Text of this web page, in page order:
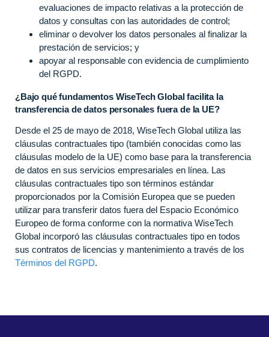
evaluaciones de impacto relativas a la protección de
datos y consultas con las autoridades de control;
eliminar o devolver los datos personales al finalizar la
prestación de servicios; y
apoyar al responsable con evidencia de cumplimiento
del RGPD.
¿Bajo qué fundamentos WiseTech Global facilita la
transferencia de datos personales fuera de la UE?
Desde el 25 de mayo de 2018, WiseTech Global utiliza las
cláusulas contractuales tipo (también conocidas como las
cláusulas modelo de la UE) como base para la transferencia
de datos en sus servicios empresariales en línea. Las
cláusulas contractuales tipo son términos estándar
proporcionados por la Comisión Europea que se pueden
utilizar para transferir datos fuera del Espacio Económico
Europeo de forma conforme con la normativa WiseTech
Global incorporó las cláusulas contractuales tipo en todos
sus contratos de licencias y mantenimiento a través de los
Términos del RGPD.